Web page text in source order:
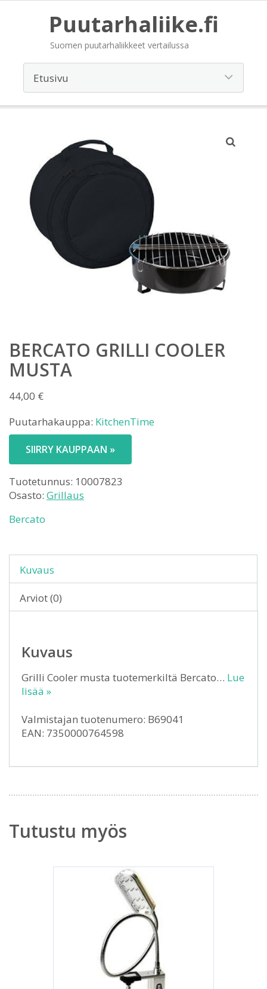
Puutarhaliike.fi
Suomen puutarhaliikkeet vertailussa
BERCATO GRILLI COOLER
MUSTA
44,00 €
Puutarhakauppa: KitchenTime
SIIRRY KAUPPAAN »
Tuotetunnus: 10007823
Osasto: Grillaus
Bercato
Kuvaus
Arviot (0)
Kuvaus
Grilli Cooler musta tuotemerkiltä Bercato… Lue
lisää »
Valmistajan tuotenumero: B69041
EAN: 7350000764598
Tutustu myös